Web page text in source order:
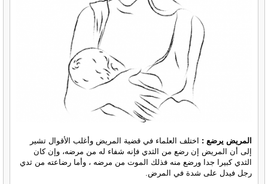
المريض يرضع : اختلف العلماء في قضية المريض وأغلب الأقوال تشير
إلى أن المريض إن رضع من الثدي فإنه شفاء له من مرضه، وإن كان
الثدي كبيرا جدا ورضع منه فذلك الموت من مرضه ، وأما رضاعته من ثدي
رجل فيدل على شدة في المرض.